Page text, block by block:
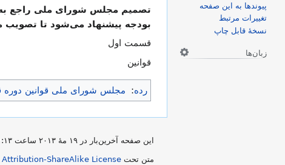
تصمیم مجلس شورای ملی راجع به
بودجه پیشنهاد می‌شود تا
قسمت اول
قوانین
رده: مجلس شورای ملی قوانین دوره قانونگذاری سوم -
پیوندها به این صفحه
تغییرات مرتبط
نسخهٔ قابل چاپ
زبان‌ها
این صفحه آخرین‌بار در ‏۱۹ مهٔ ۲۰۱۳ ساعت ‏۲۱:۱۳ ویرایش شده است.
متن تحت ShareAlike License